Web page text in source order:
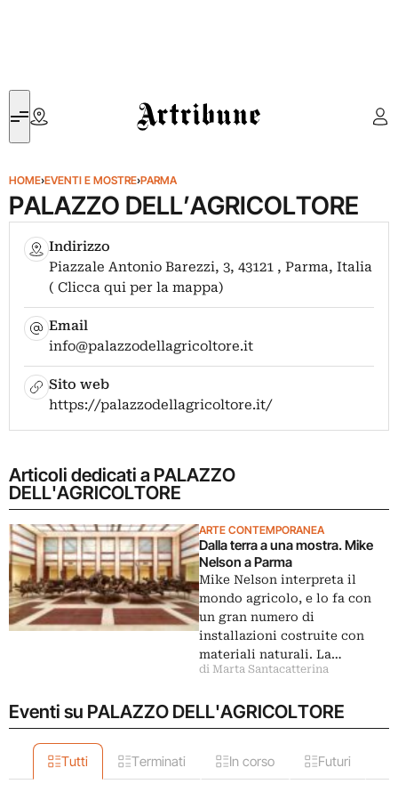
Artribune
HOME›EVENTI E MOSTRE›PARMA
PALAZZO DELL’AGRICOLTORE
Indirizzo
Piazzale Antonio Barezzi, 3, 43121 , Parma, Italia
( Clicca qui per la mappa)
Email
info@palazzodellagricoltore.it
Sito web
https://palazzodellagricoltore.it/
Articoli dedicati a PALAZZO
DELL'AGRICOLTORE
ARTE CONTEMPORANEA
Dalla terra a una mostra. Mike
Nelson a Parma
Mike Nelson interpreta il
mondo agricolo, e lo fa con
un gran numero di
installazioni costruite con
materiali naturali. La…
di Marta Santacatterina
Eventi su PALAZZO DELL'AGRICOLTORE
Tutti Terminati In corso Futuri